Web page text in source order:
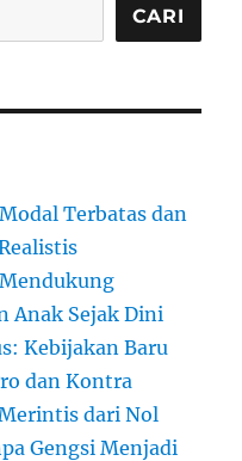
CARI
Terbatas dan
Anak Sejak Dini
Kebijakan Baru
dan Kontra
dari Nol
Gengsi Menjadi